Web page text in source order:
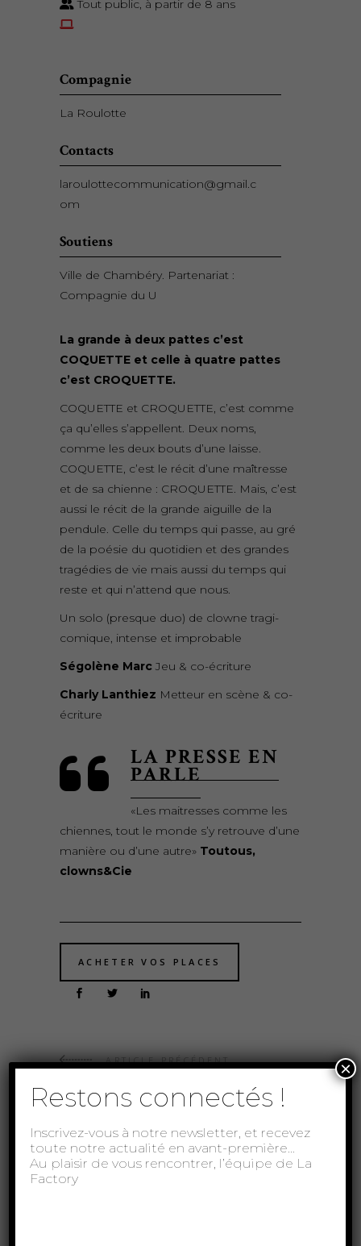
Tout public, à partir de 8 ans
Compagnie
La Roulotte
Contacts
laroulottecommunication@gmail.c
om
Soutiens
Ville de Chambéry. Partenariat :
Compagnie du U
La grande à deux pattes c’est
COQUETTE et celle à quatre pattes
c’est CROQUETTE.
COQUETTE et CROQUETTE, c’est comme
ça qu’elles s’appellent. Deux noms,
comme les deux bouts d’une laisse.
COQUETTE, c’est le récit d’une maîtresse
et de sa chienne : CROQUETTE. Mais, c’est
aussi le récit de la grande aiguille de la
pendule. Celle du temps qui passe, au gré
de la poésie du quotidien et des grandes
tragédies de vie mais aussi du temps qui
reste et qui n’attend que nous.
Un solo (presque duo) de clowne tragi-
comique, intense et improbable
Ségolène Marc Jeu & co-écriture
Charly Lanthiez Metteur en scène & co-
écriture
LA PRESSE EN
PARLE
«Les maitresses comme les
chiennes, tout le monde s’y retrouve d’une
manière ou d’une autre» Toutous,
clowns&Cie
ACHETER VOS PLACES
ARTICLE PRÉCÉDENT
À lire aussi...
Restons connectés !
Inscrivez-vous à notre newsletter, et recevez
toute notre actualité en avant-première…
Au plaisir de vous rencontrer, l’équipe de La
Factory
×